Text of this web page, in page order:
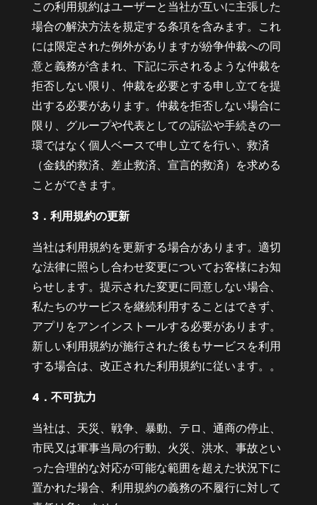
この利用規約はユーザーと当社が互いに主張した
場合の解決方法を規定する条項を含みます。これ
には限定された例外がありますが紛争仲裁への同
意と義務が含まれ、下記に示されるような仲裁を
拒否しない限り、仲裁を必要とする申し立てを提
出する必要があります。仲裁を拒否しない場合に
限り、グループや代表としての訴訟や手続きの一
環ではなく個人ベースで申し立てを行い、救済
（金銭的救済、差止救済、宣言的救済）を求める
ことができます。
3．利用規約の更新
当社は利用規約を更新する場合があります。適切
な法律に照らし合わせ変更についてお客様にお知
らせします。提示された変更に同意しない場合、
私たちのサービスを継続利用することはできず、
アプリをアンインストールする必要があります。
新しい利用規約が施行された後もサービスを利用
する場合は、改正された利用規約に従います。。
4．不可抗力
当社は、天災、戦争、暴動、テロ、通商の停止、
市民又は軍事当局の行動、火災、洪水、事故とい
った合理的な対応が可能な範囲を超えた状況下に
置かれた場合、利用規約の義務の不履行に対して